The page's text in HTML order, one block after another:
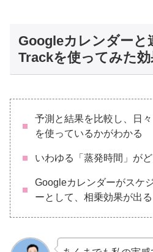
Googleカレンダーと
Trackを使ってみた効
予測と結果を比較し、日
を使っているかがわかる
いわゆる「蒸発時間」が
Googleカレンダーがスケ
ーとして、相乗効果が出る